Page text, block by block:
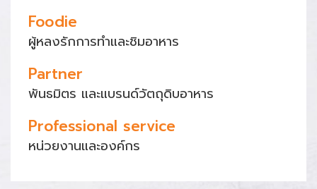
Foodie
ผู้หลงรักการทำและชิมอาหาร
Partner
พันธมิตร และแบรนด์วัตถุดิบอาหาร
Professional service
หน่วยงานและองค์กร